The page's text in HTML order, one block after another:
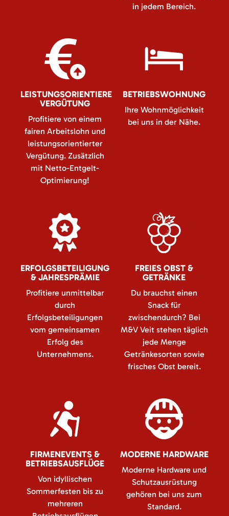
in jedem Bereich.
LEISTUNGSORIENTIERE
VERGÜTUNG
Profitiere von einem
fairen Arbeitslohn und
leistungsorientierter
Vergütung. Zusätzlich
mit Netto-Entgelt-
Optimierung!
BETRIEBSWOHNUNG
Ihre Wohnmöglichkeit
bei uns in der Nähe.
ERFOLGSBETEILIGUNG
& JAHRESPRÄMIE
Profitiere unmittelbar
durch
Erfolgsbeteiligungen
vom gemeinsamen
Erfolg des
Unternehmens.
FREIES OBST &
GETRÄNKE
Du brauchst einen
Snack für
zwischendurch? Bei
M&V Veit stehen täglich
jede Menge
Getränkesorten sowie
frisches Obst bereit.
FIRMENEVENTS &
BETRIEBSAUSFLÜGE
Von idyllischen
Sommerfesten bis zu
mehreren
MODERNE HARDWARE
Moderne Hardware und
Schutzausrüstung
gehören bei uns zum
Standard.